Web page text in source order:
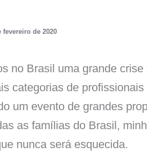
fevereiro de 2020
no Brasil uma grande
categorias de
um evento de grandes
as famílias do Brasil,
nunca será esquecida.